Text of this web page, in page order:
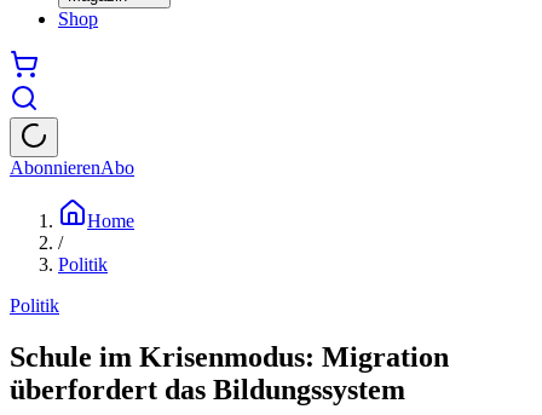
Shop
AbonnierenAbo
Home
/
Politik
Politik
Schule im Krisenmodus: Migration
überfordert das Bildungssystem